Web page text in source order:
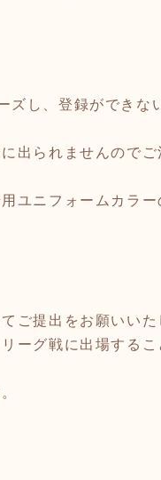
し、登録ができな
出られませんのでご
ニフォームカラ
ご提出をお願いいた
ーグ戦に出場する